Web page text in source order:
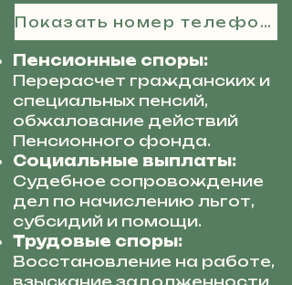
Показать номер телефона
Пенсионные споры:
Перерасчет гражданских и
специальных пенсий,
обжалование действий
Пенсионного фонда.
Социальные выплаты:
Судебное сопровождение
дел по начислению льгот,
субсидий и помощи.
Трудовые споры:
Восстановление на работе,
взыскание задолженности